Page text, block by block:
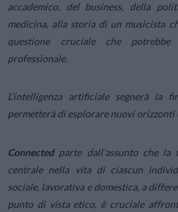
accademico, del business, della
medicina, alla storia di un musicista
questione cruciale che
professionale.
L’intelligenza artificiale segnerà la
permetterà di esplorare nuovi orizzonti
Connectedparte dall’assunto che la
centrale nella vita di ciascun
sociale, lavorativa e domestica, a
punto di vista etico, è cruciale